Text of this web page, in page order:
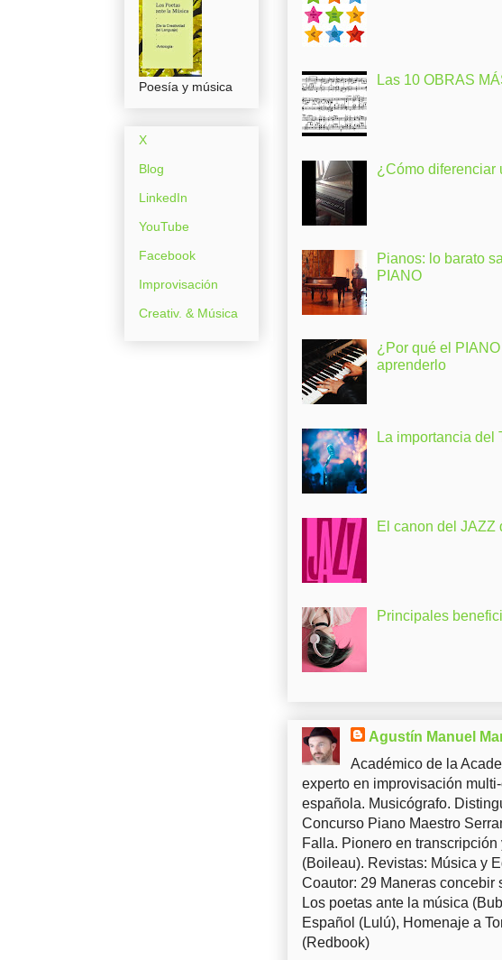
Las 10 OBRAS
¿Cómo diferenciar
Pianos: lo barato
PIANO
¿Por qué el
aprenderlo
La importancia del
El canon del JAZZ
Principales
Agustín Manuel
Académico de la
experto en improvisación
española. Musicógrafo.
Concurso Piano Maestro
Falla. Pionero en
(Boileau). Revistas: Música y
Coautor: 29 Maneras concebir
Los poetas ante la música
Español (Lulú), Homenaje a
(Redbook)
Poesía y música
X
Blog
LinkedIn
YouTube
Facebook
Improvisación
Creativ. & Música